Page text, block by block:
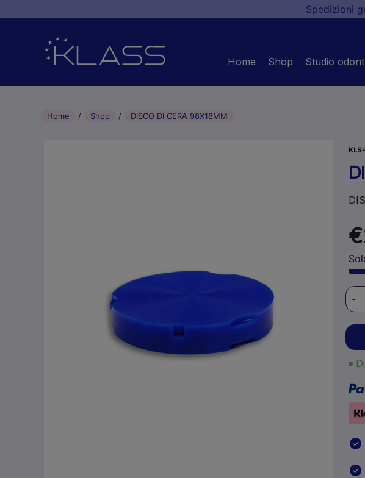
Spedizioni
Home Shop Studio
Home Shop DISCO DI CERA 98X18MM
-